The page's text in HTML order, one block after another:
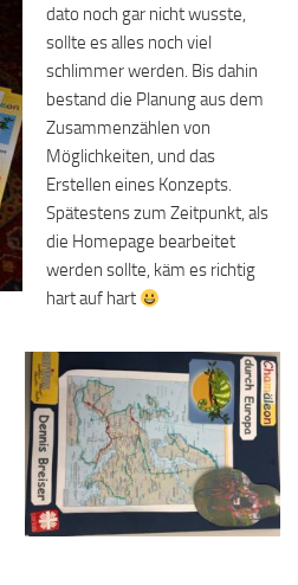
dato noch gar nicht wusste,
sollte es alles noch viel
schlimmer werden. Bis dahin
bestand die Planung aus dem
Zusammenzählen von
Möglichkeiten, und das
Erstellen eines Konzepts.
Spätestens zum Zeitpunkt, als
die Homepage bearbeitet
werden sollte, käm es richtig
hart auf hart